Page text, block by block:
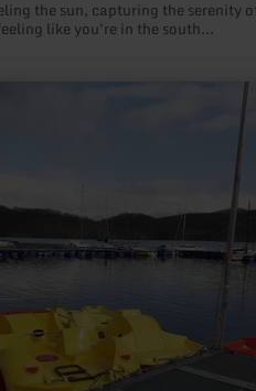
the sun, capturing the serenity
like you're in the south...